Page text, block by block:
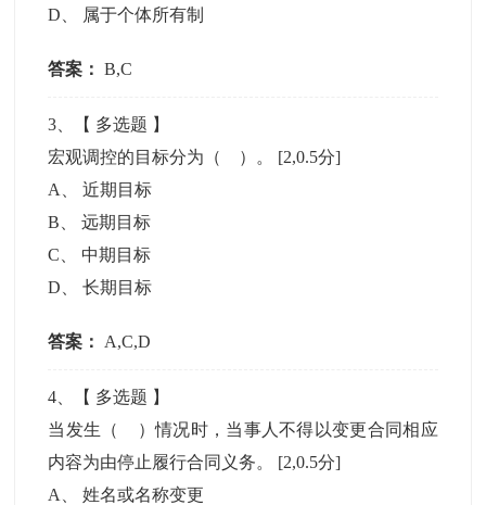
D
属于个体所有制
答案： B,C
3 、【 多选题 】
宏观调控的目标分为（ ）。 [2,0.5分]
A
、近期目标
B 、远期目标
C
中期目标
D 、长期目标
答案： A,C,D
4 、【 多选题 】
当发生（ ）情况时，当事人不得以变更合同相应
内容为由停止履行合同义务。 [2,0.5分]
A
、姓名或名称变更